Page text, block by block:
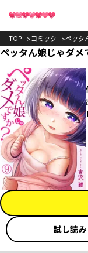
TOP コミック ペッタ
ペッタん娘じゃダ
試し読み